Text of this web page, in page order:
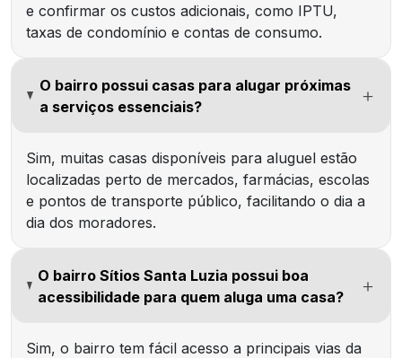
e confirmar os custos adicionais, como IPTU,
taxas de condomínio e contas de consumo.
O bairro possui casas para alugar próximas
a serviços essenciais?
Sim, muitas casas disponíveis para aluguel estão
localizadas perto de mercados, farmácias, escolas
e pontos de transporte público, facilitando o dia a
dia dos moradores.
O bairro Sítios Santa Luzia possui boa
acessibilidade para quem aluga uma casa?
Sim, o bairro tem fácil acesso a principais vias da